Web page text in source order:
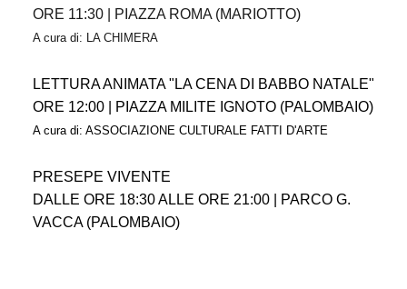
ORE 11:30 | PIAZZA ROMA (MARIOTTO)
A cura di: LA CHIMERA
LETTURA ANIMATA "LA CENA DI BABBO NATALE"
ORE 12:00 | PIAZZA MILITE IGNOTO (PALOMBAIO)
A cura di: ASSOCIAZIONE CULTURALE FATTI D'ARTE
PRESEPE VIVENTE
DALLE ORE 18:30 ALLE ORE 21:00 | PARCO G.
VACCA (PALOMBAIO)